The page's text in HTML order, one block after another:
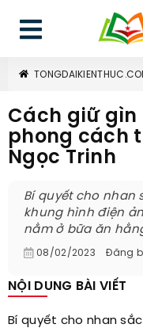
Cách giữ gìn
phong cách
Ngọc Trinh
Bí quyết cho nhan
khung hình điện
nằm ở bữa ăn
08/02/2023 Đăng
NỘI DUNG BÀI VIẾT
Bí quyết cho nhan